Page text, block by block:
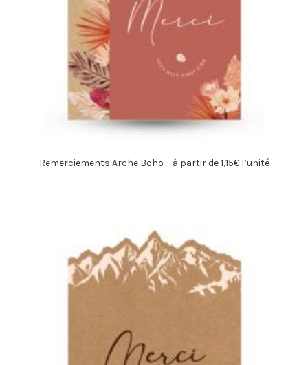
Remerciements Arche Boho – à partir de 1,15€ l’unité